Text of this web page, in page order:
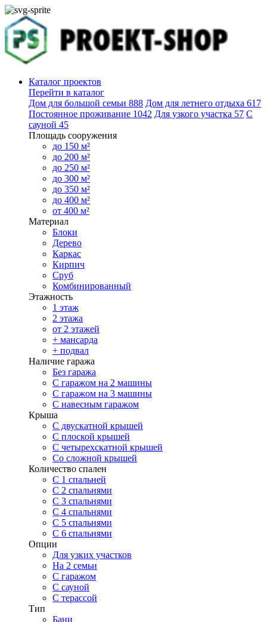
Каталог проектов
Перейти в каталог
Дом для большой семьи 888 Дом для летнего отдыха 617
Постоянное проживание 1042 Для узкого участка 57 С
сауной 45
Площадь сооружения
до 150 м²
до 200 м²
до 250 м²
до 300 м²
до 350 м²
до 400 м²
от 400 м²
Материал
Блоки
Дерево
Каркас
Кирпич
Сруб
Комбинированный
Этажность
1 этаж
2 этажа
от 2 этажей
+ мансарда
+ подвал
Наличие гаража
Без гаража
С гаражом на 2 машины
С гаражом на 3 машины
С навесным гаражом
Крыша
С двускатной крышей
С плоской крышей
С четырехскатной крышей
Со сложной крышей
Количество спален
С 1 спальней
С 2 спальнями
С 3 спальнями
С 4 спальнями
С 5 спальнями
С 6 спальнями
Опции
Для узких участков
На 2 семьи
С гаражом
С сауной
С терассой
Тип
Бани